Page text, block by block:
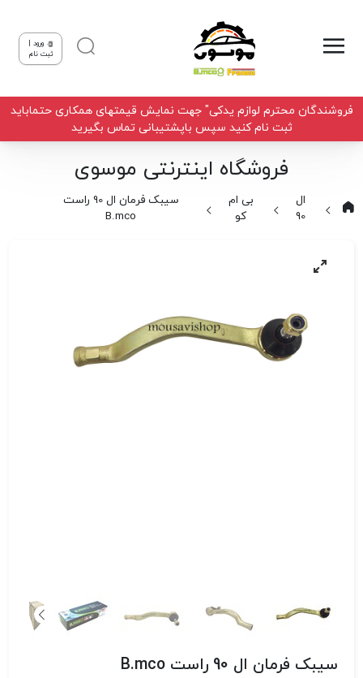
ورود |
ثبت نام
فروشندگان محترم لوازم یدکی" جهت نمایش قیمتهای همکاری حتماباید
ثبت نام کنید سپس باپشتیبانی تماس بگیرید
فروشگاه اینترنتی موسوی
ال
90
بی ام
کو
سیبک فرمان ال 90 راست
B.mco
سیبک فرمان ال 90 راست B.mco